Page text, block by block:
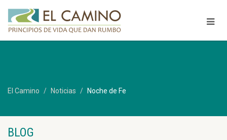
El Camino Noticias Noche de Fe
BLOG